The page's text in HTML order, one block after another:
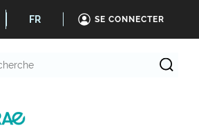
FR SE CONNECTER